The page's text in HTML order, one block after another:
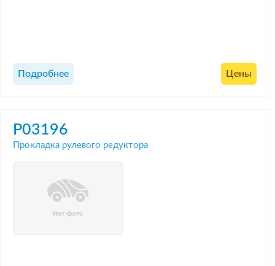
Подробнее Цены
P03196
Прокладка рулевого редуктора